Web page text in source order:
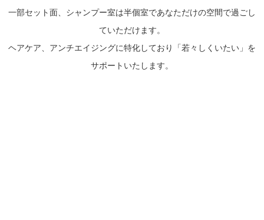
一部セット面、シャンプー室は半個室であなただけの空間で過ごし
ていただけます。
ヘアケア、アンチエイジングに特化しており「若々しくいたい」を
サポートいたします。